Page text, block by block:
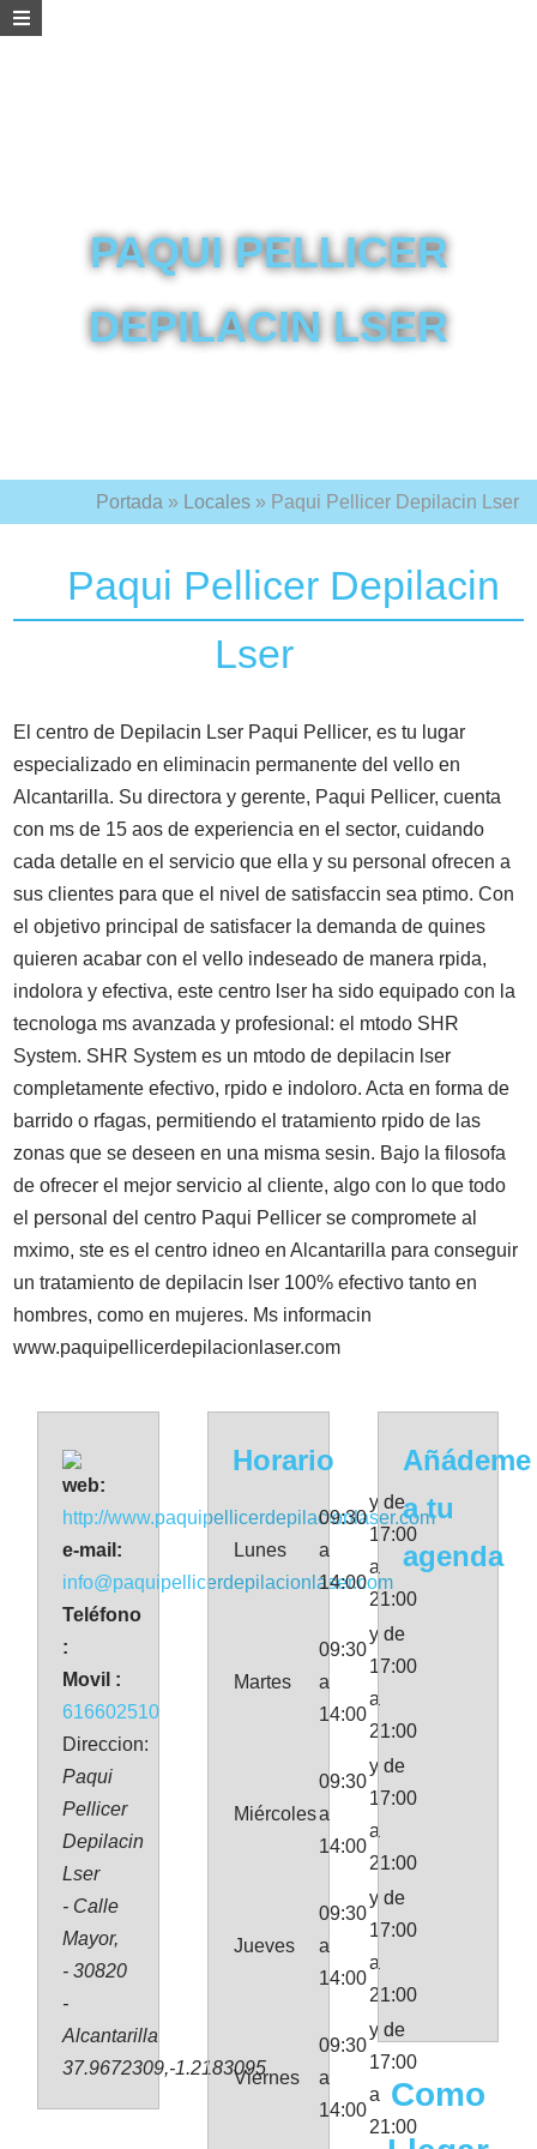
PAQUI PELLICER
DEPILACIN LSER
Portada » Locales » Paqui Pellicer Depilacin Lser
Paqui Pellicer Depilacin
Lser
El centro de Depilacin Lser Paqui Pellicer, es tu lugar
especializado en eliminacin permanente del vello en
Alcantarilla. Su directora y gerente, Paqui Pellicer, cuenta
con ms de 15 aos de experiencia en el sector, cuidando
cada detalle en el servicio que ella y su personal ofrecen a
sus clientes para que el nivel de satisfaccin sea ptimo. Con
el objetivo principal de satisfacer la demanda de quines
quieren acabar con el vello indeseado de manera rpida,
indolora y efectiva, este centro lser ha sido equipado con la
tecnologa ms avanzada y profesional: el mtodo SHR
System. SHR System es un mtodo de depilacin lser
completamente efectivo, rpido e indoloro. Acta en forma de
barrido o rfagas, permitiendo el tratamiento rpido de las
zonas que se deseen en una misma sesin. Bajo la filosofa
de ofrecer el mejor servicio al cliente, algo con lo que todo
el personal del centro Paqui Pellicer se compromete al
mximo, ste es el centro idneo en Alcantarilla para conseguir
un tratamiento de depilacin lser 100% efectivo tanto en
hombres, como en mujeres. Ms informacin
www.paquipellicerdepilacionlaser.com
web:
http://www.paquipellicerdepilacionlaser.com
e-mail:
info@paquipellicerdepilacionlaser.com
Teléfono
:
Movil :
616602510
Direccion:
Paqui
Pellicer
Depilacin
Lser
- Calle
Mayor,
- 30820
-
Alcantarilla
37.9672309,-1.2183095
Horario
Lunes
09:30
a
14:00
y de
17:00
a
21:00
Martes
09:30
a
14:00
y de
17:00
a
21:00
Miércoles
09:30
a
14:00
y de
17:00
a
21:00
Jueves
09:30
a
14:00
y de
17:00
a
21:00
Viernes
09:30
a
14:00
y de
17:00
a
21:00
Añádeme
a tu
agenda
Como